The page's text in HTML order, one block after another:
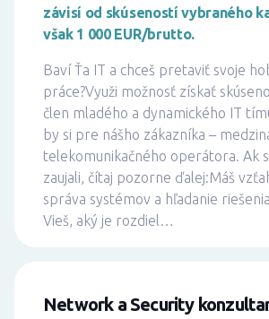
závisí od skúseností vybraného
však 1 000 EUR/brutto.
Baví Ťa IT a chceš pretaviť svoje
práce?Využi možnosť získať
člen mladého a dynamického IT
by si pre nášho zákazníka –
telekomunikačného operátora. Ak
zaujali, čítaj pozorne ďalej:Máš
správa systémov a hľadanie
Vieš, aký je rozdiel…
Network a Security